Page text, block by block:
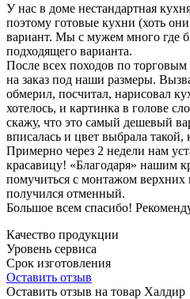
У нас в доме нестандартная
поэтому готовые кухни (хоть
вариант. Мы с мужем много где
подходящего варианта.
После всех походов по
на заказ под наши размеры.
обмерил, посчитал, нарисовал
хотелось, и картинка в голове
скажу, что это самый дешевый
вписалась и цвет выбрала такой,
Примерно через 2 недели нам
красавицу! «Благодаря» нашим
помучиться с монтажом верхних
получился отменный.
Большое всем спасибо!
Качество продукции
Уровень сервиса
Срок изготовления
Оставить отзыв
Оставить отзыв на товар Халдир